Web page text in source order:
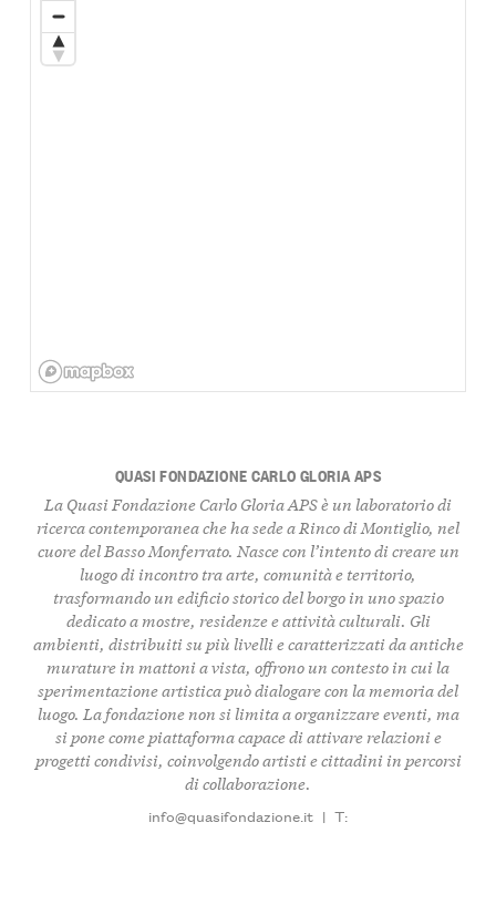
QUASI FONDAZIONE CARLO GLORIA APS
La Quasi Fondazione Carlo Gloria APS è un laboratorio di
ricerca contemporaneache ha sede a Rinco di Montiglio, nel
cuore delBasso Monferrato. Nasce con l’intento di creare un
luogo di incontro traarte, comunitàeterritorio,
trasformando un edificio storico del borgo in uno spazio
dedicato a mostre, residenze e attività culturali. Gli
ambienti, distribuiti su più livelli e caratterizzati da antiche
murature in mattoni a vista, offrono un contesto in cui la
sperimentazione artisticapuò dialogare con la memoria del
luogo. La fondazione non si limita a organizzare eventi, ma
si pone come piattaforma capace di attivarerelazionie
progetti condivisi, coinvolgendo artisti e cittadini in percorsi
di collaborazione.
info@quasifondazione.it | T: